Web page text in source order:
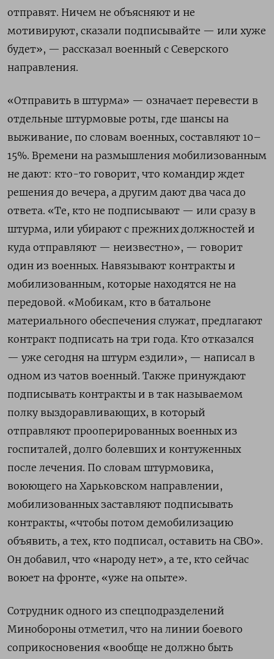
отправят. Ничем не объясняют и не
мотивируют, сказали подписывайте — или хуже
будет», — рассказал военный с Северского
направления.
«Отправить в штурма» — означает перевести в
отдельные штурмовые роты, где шансы на
выживание, по словам военных, составляют 10–
15%. Времени на размышления мобилизованным
не дают: кто-то говорит, что командир ждет
решения до вечера, а другим дают два часа до
ответа. «Те, кто не подписывают — или сразу в
штурма, или убирают с прежних должностей и
куда отправляют — неизвестно», — говорит
один из военных. Навязывают контракты и
мобилизованным, которые находятся не на
передовой. «Мобикам, кто в батальоне
материального обеспечения служат, предлагают
контракт подписать на три года. Кто отказался
— уже сегодня на штурм ездили», — написал в
одном из чатов военный. Также принуждают
подписывать контракты и в так называемом
полку выздоравливающих, в который
отправляют прооперированных военных из
госпиталей, долго болевших и контуженных
после лечения. По словам штурмовика,
воюющего на Харьковском направлении,
мобилизованных заставляют подписывать
контракты, «чтобы потом демобилизацию
объявить, а тех, кто подписал, оставить на СВО».
Он добавил, что «народу нет», а те, кто сейчас
воюет на фронте, «уже на опыте».
Сотрудник одного из спецподразделений
Минобороны отметил, что на линии боевого
соприкосновения «вообще не должно быть